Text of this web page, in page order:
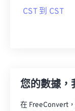
CST 到 CST
您的數據，
在 FreeConvert